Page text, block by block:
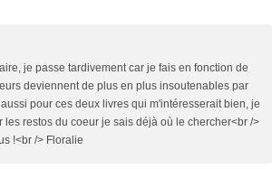
je passe tardivement car je fais en fonction de
deviennent de plus en plus insoutenables par
pour ces deux livres qui m'intéresserait bien, je
restos du coeur je sais déjà où le chercher<br />
!<br /> Floralie